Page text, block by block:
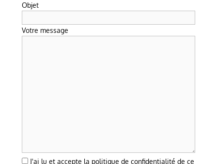
Objet
Votre message
J'ai lu et accepte la politique de confidentialité de ce